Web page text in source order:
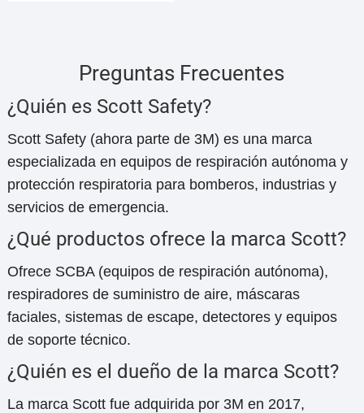
Preguntas Frecuentes
¿Quién es Scott Safety?
Scott Safety (ahora parte de 3M) es una marca
especializada en equipos de respiración autónoma y
protección respiratoria para bomberos, industrias y
servicios de emergencia.
¿Qué productos ofrece la marca Scott?
Ofrece SCBA (equipos de respiración autónoma),
respiradores de suministro de aire, máscaras
faciales, sistemas de escape, detectores y equipos
de soporte técnico.
¿Quién es el dueño de la marca Scott?
La marca Scott fue adquirida por 3M en 2017,